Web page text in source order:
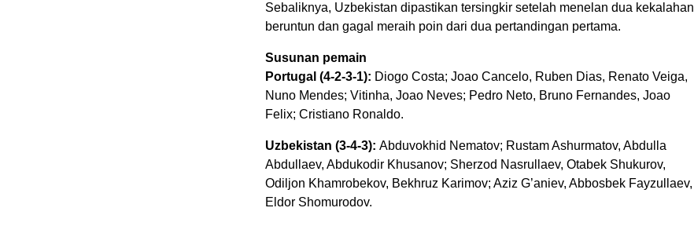
Sebaliknya, Uzbekistan dipastikan tersingkir setelah menelan dua kekalahan
beruntun dan gagal meraih poin dari dua pertandingan pertama.
Susunan pemain
Portugal (4-2-3-1): Diogo Costa; Joao Cancelo, Ruben Dias, Renato Veiga,
Nuno Mendes; Vitinha, Joao Neves; Pedro Neto, Bruno Fernandes, Joao
Felix; Cristiano Ronaldo.
Uzbekistan (3-4-3): Abduvokhid Nematov; Rustam Ashurmatov, Abdulla
Abdullaev, Abdukodir Khusanov; Sherzod Nasrullaev, Otabek Shukurov,
Odiljon Khamrobekov, Bekhruz Karimov; Aziz G’aniev, Abbosbek Fayzullaev,
Eldor Shomurodov.